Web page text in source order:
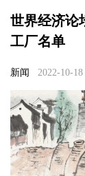
世界经济论
工厂名单
新闻 2022-10-18